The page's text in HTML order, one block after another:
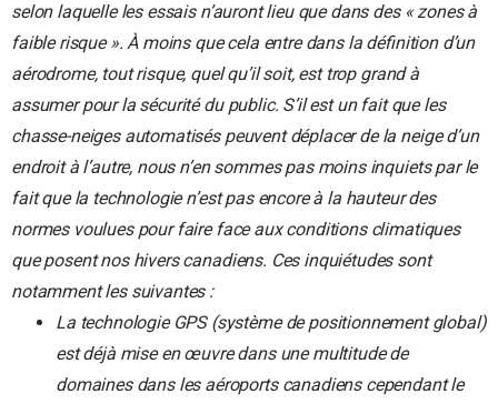
selon laquelle les essais n’auront lieu que dans des « zones à
faible risque ». À moins que cela entre dans la définition d’un
aérodrome, tout risque, quel qu’il soit, est trop grand à
assumer pour la sécurité du public. S’il est un fait que les
chasse-neiges automatisés peuvent déplacer de la neige d’un
endroit à l’autre, nous n’en sommes pas moins inquiets par le
fait que la technologie n’est pas encore à la hauteur des
normes voulues pour faire face aux conditions climatiques
que posent nos hivers canadiens. Ces inquiétudes sont
notamment les suivantes :
La technologie GPS (système de positionnement global)
est déjà mise en œuvre dans une multitude de
domaines dans les aéroports canadiens cependant le